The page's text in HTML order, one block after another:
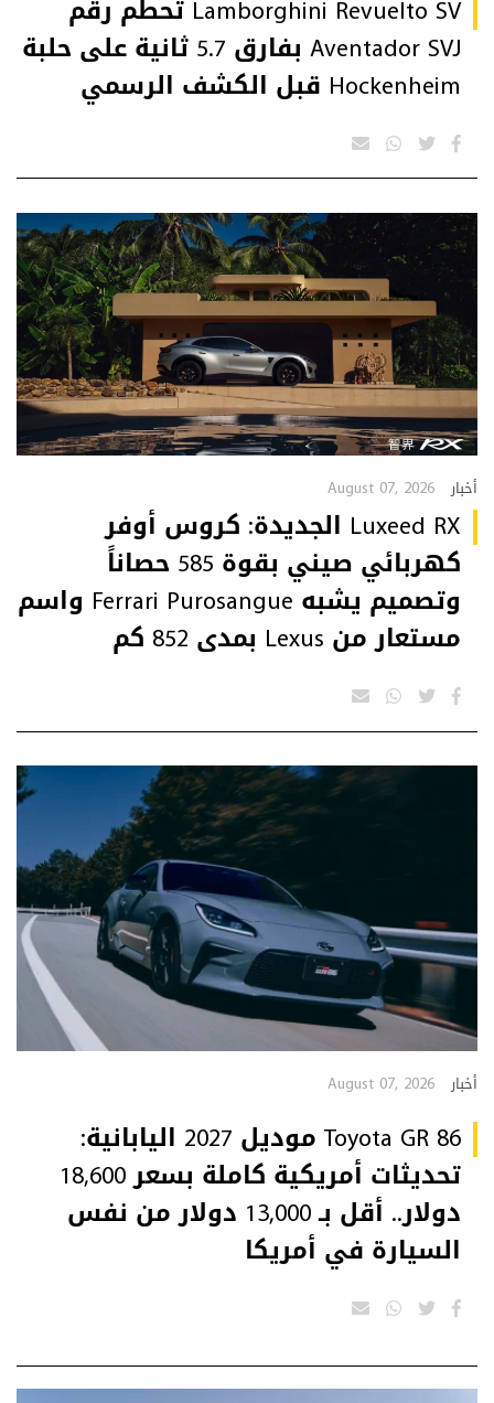
Lamborghini Revuelto SV تُحطّم رقم
Aventador SVJ بفارق 5.7 ثانية على حلبة
Hockenheim قبل الكشف الرسمي
أخبار August 07, 2026
Luxeed RX الجديدة: كروس أوفر
كهربائي صيني بقوة 585 حصاناً
وتصميم يشبه Ferrari Purosangue واسم
مستعار من Lexus بمدى 852 كم
أخبار August 07, 2026
Toyota GR 86 موديل 2027 اليابانية:
تحديثات أمريكية كاملة بسعر 18,600
دولار.. أقل بـ 13,000 دولار من نفس
السيارة في أمريكا